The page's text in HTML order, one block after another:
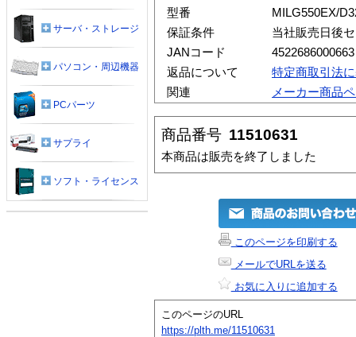
型番
MILG550EX/
保証条件
当社販売日後
JANコード
4522686000663
返品について
特定商取引法
関連
メーカー商品
商品番号 11510631
本商品は販売を終了しました
このページを印刷する
メールでURLを送る
お気に入りに追加する
このページのURL
https://plth.me/11510631
サーバ・ストレージ
パソコン・周辺機器
PCパーツ
サプライ
ソフト・ライセンス